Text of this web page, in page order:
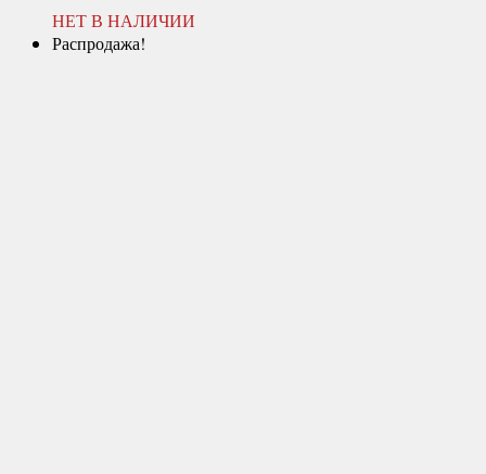
НЕТ В НАЛИЧИИ
Распродажа!